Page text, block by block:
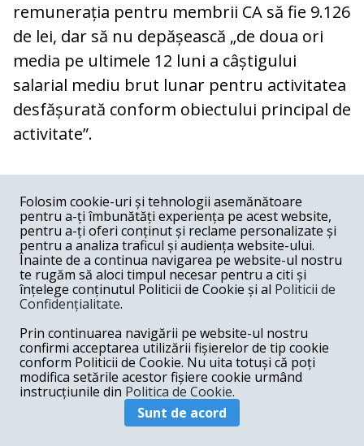
remunerația pentru membrii CA să fie 9.126
de lei, dar să nu depășească „de doua ori
media pe ultimele 12 luni a câștigului
salarial mediu brut lunar pentru activitatea
desfășurată conform obiectului principal de
activitate”.
http://www.nuclearelectrica.ro/blog/2017/
Răsfăț în posturi „călduțe” la stat
Juristul Iulian Robert Tudorache (41 de ani),
liderul ALDE Pitești, a fost desemnat, în
aprilie, președintele CA al Nuclearelectrica,
fără să aibă expertiză în domeniul energiei.
Folosim cookie-uri și tehnologii asemănătoare
pentru a-ți îmbunătăți experiența pe acest website,
pentru a-ți oferi conținut și reclame personalizate și
pentru a analiza traficul și audiența website-ului.
Înainte de a continua navigarea pe website-ul nostru
te rugăm să aloci timpul necesar pentru a citi și
înțelege conținutul Politicii de Cookie și al Politicii de
Confidențialitate.
Prin continuarea navigării pe website-ul nostru
confirmi acceptarea utilizării fișierelor de tip cookie
conform Politicii de Cookie. Nu uita totuși că poți
modifica setările acestor fișiere cookie urmând
instrucțiunile din Politica de Cookie.
Sunt de acord